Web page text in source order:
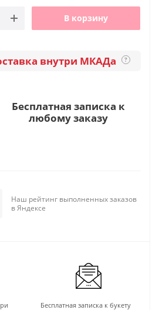
В корзину
внутри МКАДа ?
Бесплатная записка к
любому заказу
Наш рейтинг выполненных заказов
в Яндексе
Бесплатная записка к букету